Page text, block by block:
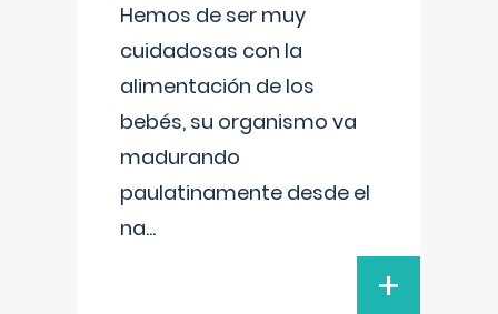
Hemos de ser muy
cuidadosas con la
alimentación de los
bebés, su organismo va
madurando
paulatinamente desde el
na...
+